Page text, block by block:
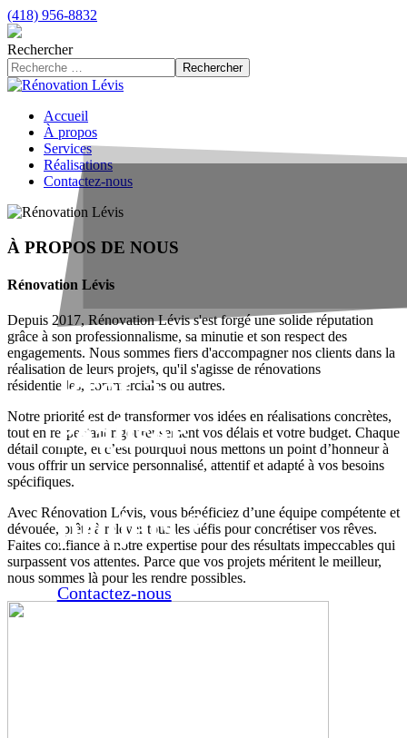
(418) 956-8832
Rechercher
Rechercher
Accueil
À propos
Services
Réalisations
Contactez-nous
Prêt à
réaliser
vos
projets ?
Contactez-nous
À PROPOS DE NOUS
Rénovation Lévis
Depuis 2017, Rénovation Lévis s'est forgé une solide réputation
grâce à son professionnalisme, sa minutie et son respect des
engagements. Nous sommes fiers d'accompagner nos clients dans la
réalisation de leurs projets, qu'il s'agisse de rénovations
résidentielles, commerciales ou autres.
Notre priorité est de transformer vos idées en réalisations concrètes,
tout en respectant rigoureusement vos délais et votre budget. Chaque
détail compte, et c’est pourquoi nous mettons un point d’honneur à
vous offrir un service personnalisé, attentif et adapté à vos besoins
spécifiques.
Avec Rénovation Lévis, vous bénéficiez d’une équipe compétente et
dévouée, prête à relever tous les défis pour concrétiser vos rêves.
Faites confiance à notre expertise pour des résultats impeccables qui
surpassent vos attentes. Parce que vos projets méritent le meilleur,
nous sommes là pour les rendre possibles.